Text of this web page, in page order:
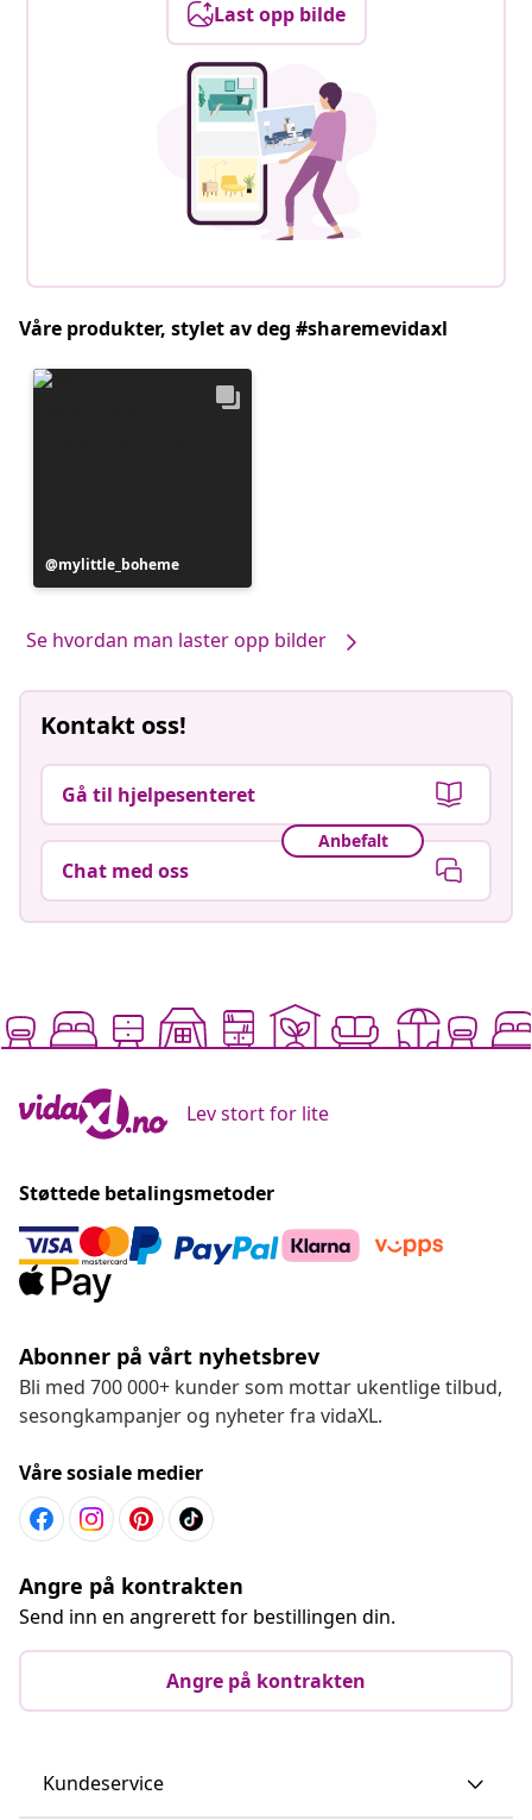
Last opp bilde
Våre produkter, stylet av deg #sharemevidaxl
Innlegg
publisert
mylittle_boheme
Se hvordan man laster opp bilder
Kontakt oss!
Gå til hjelpesenteret
Anbefalt
Chat med oss
Lev stort for lite
Støttede betalingsmetoder
Abonner på vårt nyhetsbrev
Bli med 700 000+ kunder som mottar ukentlige tilbud,
sesongkampanjer og nyheter fra vidaXL.
Våre sosiale medier
Angre på kontrakten
Send inn en angrerett for bestillingen din.
Angre på kontrakten
Kundeservice